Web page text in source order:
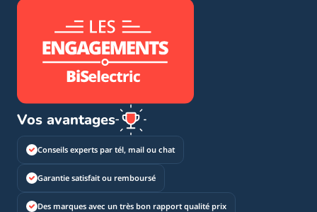
Vos avantages
Conseils experts par tél, mail ou chat
Garantie satisfait ou remboursé
Des marques avec un très bon rapport qualité prix